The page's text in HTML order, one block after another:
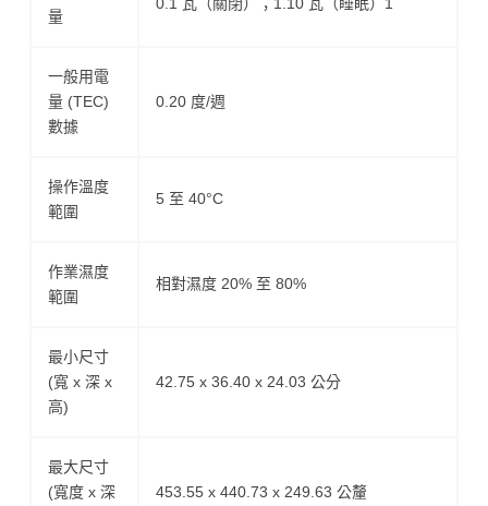
量
一般用電
量 (TEC)
數據
0.20 度/週
操作溫度
範圍
5 至 40°C
作業濕度
範圍
相對濕度 20% 至 80%
最小尺寸
(寬 x 深 x
高)
42.75 x 36.40 x 24.03 公分
最大尺寸
(寬度 x 深
453.55 x 440.73 x 249.63 公釐